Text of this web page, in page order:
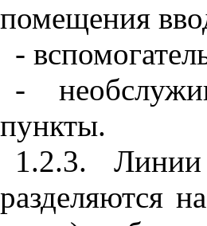
помещения
-
-
пункты.
1.2.3.
разделяются